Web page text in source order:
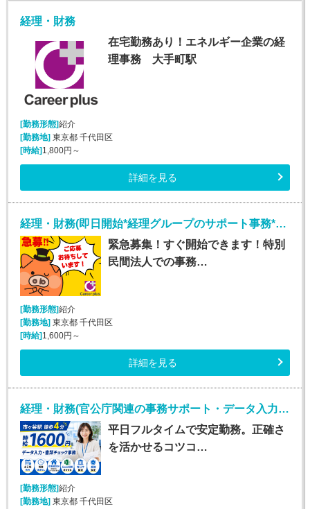
経理・財務
在宅勤務あり！エネルギー企業の経
理事務 大手町駅
[勤務形態]紹介
[勤務地]東京都 千代田区
[時給]1,800円～
詳細を見る
経理・財務(即日開始*経理グループのサポート事務*平日週5日)
緊急募集！すぐ開始できます！特別
民間法人での事務…
[勤務形態]紹介
[勤務地] 東京都 千代田区
[時給] 1,600円～
詳細を見る
経理・財務(官公庁関連の事務サポート・データ入力スタッフ)
平日フルタイムで安定勤務。正確さ
を活かせるコツコ…
[勤務形態]紹介
[勤務地] 東京都 千代田区